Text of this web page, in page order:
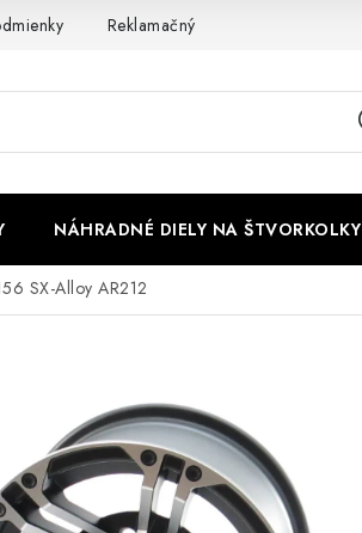
Reklamačný poriadok - formulár
NÁHRADNÉ DIELY NA ŠTVORKOLKY
SX-Alloy AR212